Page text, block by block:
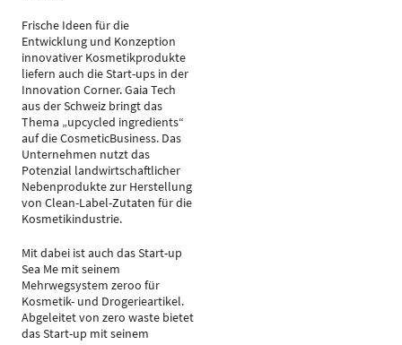
Frische Ideen für die
Entwicklung und Konzeption
innovativer Kosmetikprodukte
liefern auch die Start-ups in der
Innovation Corner. Gaia Tech
aus der Schweiz bringt das
Thema „upcycled ingredients“
auf die CosmeticBusiness. Das
Unternehmen nutzt das
Potenzial landwirtschaftlicher
Nebenprodukte zur Herstellung
von Clean-Label-Zutaten für die
Kosmetikindustrie.
Mit dabei ist auch das Start-up
Sea Me mit seinem
Mehrwegsystem zeroo für
Kosmetik- und Drogerieartikel.
Abgeleitet von zero waste bietet
das Start-up mit seinem